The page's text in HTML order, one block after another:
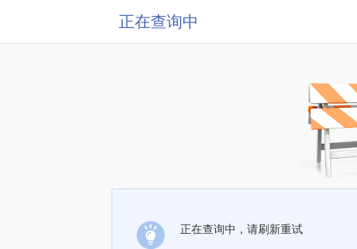
正在查询中
正在查询中，请刷新重试